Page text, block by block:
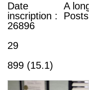
Date
inscription :
A
26896
29
899 (15.1)